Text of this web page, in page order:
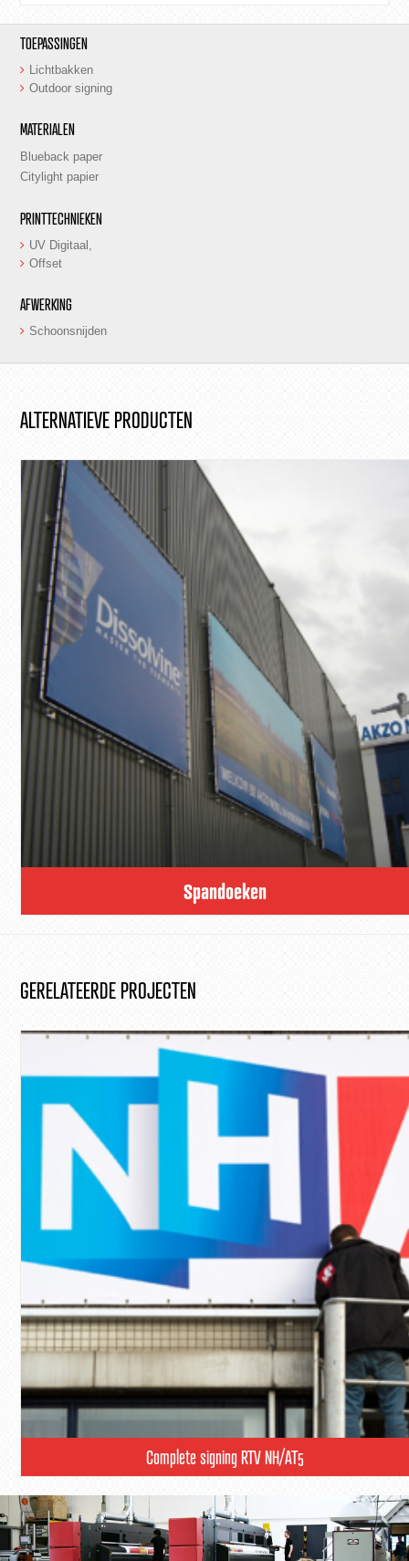
TOEPASSINGEN
Lichtbakken
Outdoor signing
MATERIALEN
Blueback paper
Citylight papier
PRINTTECHNIEKEN
UV Digitaal,
Offset
AFWERKING
Schoonsnijden
ALTERNATIEVE PRODUCTEN
Spandoeken
GERELATEERDE PROJECTEN
Complete signing RTV NH/AT5